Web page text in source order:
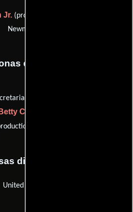
Jr.(production manager (as Arthur
Newman))
que participaron
de producción),
Betty Crosby
auditor (as Ralph Leo))
distribuidoras
United Artists